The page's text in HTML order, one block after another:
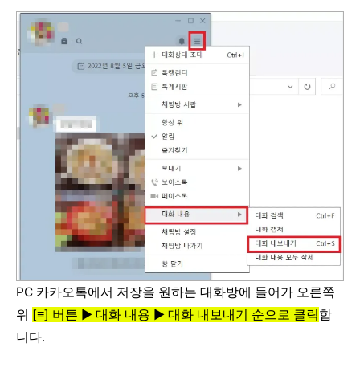
PC 카카오톡에서 저장을 원하는 대화방에 들어가 오른쪽
위 [≡] 버튼 ▶ 대화 내용 ▶ 대화 내보내기 순으로 클릭합
니다.